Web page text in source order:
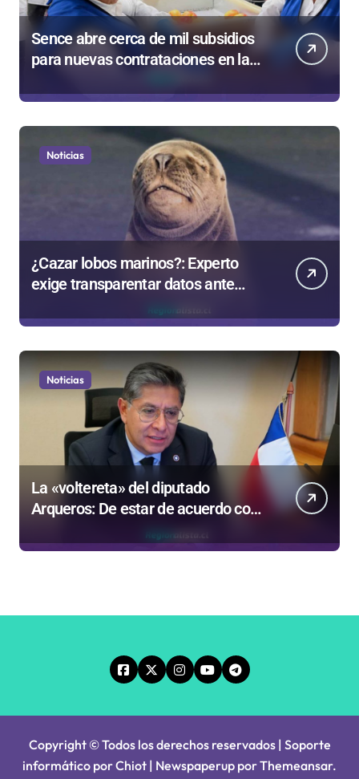
Sence abre cerca de mil subsidios
para nuevas contrataciones en la
Noticias
¿Cazar lobos marinos?: Experto
exige transparentar datos ante
Gobierno
Noticias
La «voltereta» del diputado
Arqueros: De estar de acuerdo con
privatizar Codelco a defender una
empresa 100% estatal
Copyright © Todos los derechos reservados | Soporte
informático por Chiot | Newspaperup porThemeansar.